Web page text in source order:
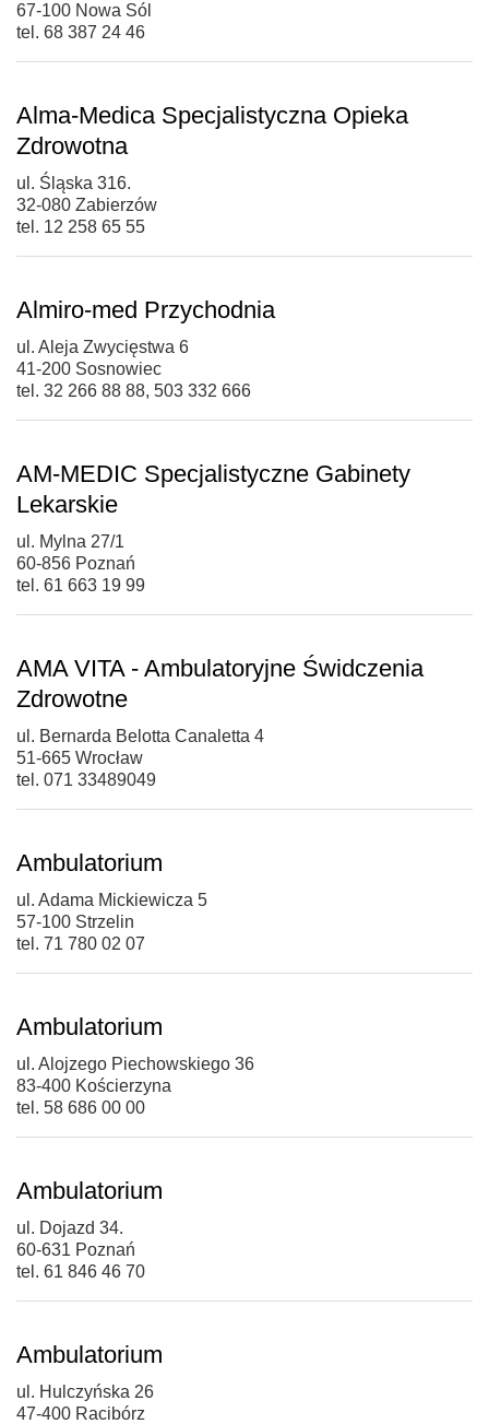
67-100 Nowa Sól
tel. 68 387 24 46
Alma-Medica Specjalistyczna Opieka
Zdrowotna
ul. Śląska 316.
32-080 Zabierzów
tel. 12 258 65 55
Almiro-med Przychodnia
ul. Aleja Zwycięstwa 6
41-200 Sosnowiec
tel. 32 266 88 88, 503 332 666
AM-MEDIC Specjalistyczne Gabinety
Lekarskie
ul. Mylna 27/1
60-856 Poznań
tel. 61 663 19 99
AMA VITA - Ambulatoryjne Świdczenia
Zdrowotne
ul. Bernarda Belotta Canaletta 4
51-665 Wrocław
tel. 071 33489049
Ambulatorium
ul. Adama Mickiewicza 5
57-100 Strzelin
tel. 71 780 02 07
Ambulatorium
ul. Alojzego Piechowskiego 36
83-400 Kościerzyna
tel. 58 686 00 00
Ambulatorium
ul. Dojazd 34.
60-631 Poznań
tel. 61 846 46 70
Ambulatorium
ul. Hulczyńska 26
47-400 Racibórz